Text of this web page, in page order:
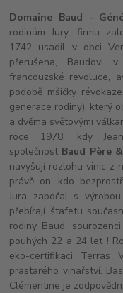
Domaine Baud -
rodinám Jury, firmu
1742 usadil v obci
přerušena, Baudovi
francouzské revoluce,
podobě mšičky
generace rodiny), který
a dvěma světovými
roce 1978, kdy
společnost Baud Père
navyšují rozlohu vinic z
právě on, kdo
Jura započal s
přebírají štafetu
rodiny Baud, sourozenci
pouhých 22 a 24 let !
eko-certifikaci
prastarého vinařství.
Clémentine je